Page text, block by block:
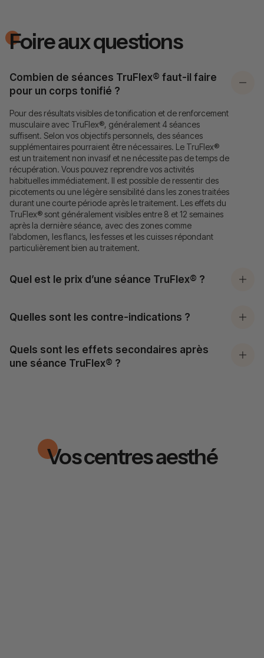
Foire aux questions
Combien de séances TruFlex® faut-il faire
pour un corps tonifié ?
Pour des résultats visibles de tonification et de renforcement
musculaire avec TruFlex®, généralement 4 séances
suffisent. Selon vos objectifs personnels, des séances
supplémentaires pourraient être nécessaires. Le TruFlex®
est un traitement non invasif et ne nécessite pas de temps de
récupération. Vous pouvez reprendre vos activités
habituelles immédiatement. Il est possible de ressentir des
picotements ou une légère sensibilité dans les zones traitées
durant une courte période après le traitement. Les effets du
TruFlex® sont généralement visibles entre 8 et 12 semaines
après la dernière séance, avec des zones comme
l’abdomen, les flancs, les fesses et les cuisses répondant
particulièrement bien au traitement.
Quel est le prix d’une séance TruFlex® ?
Quelles sont les contre-indications ?
Quels sont les effets secondaires après
une séance TruFlex® ?
Vos centres aesthé